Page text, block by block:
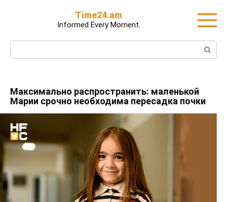
Time24.am
Informed Every Moment.
Search:
Максимально распространить: маленькой
Марии срочно необходима пересадка почки